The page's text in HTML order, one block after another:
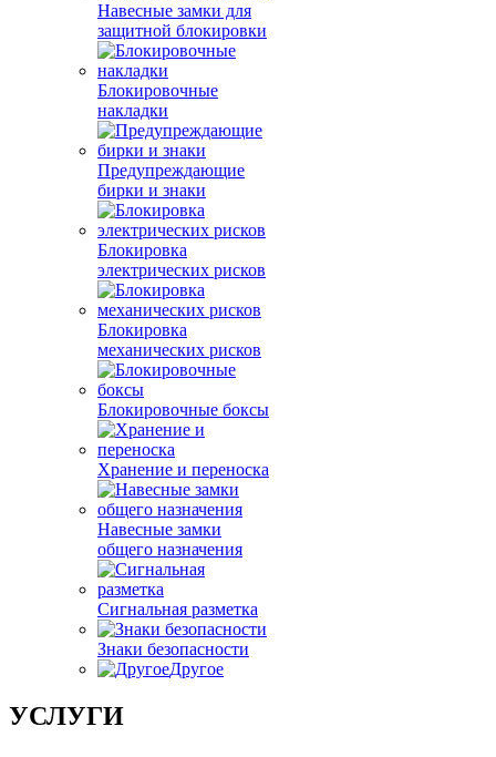
Навесные замки для
защитной блокировки
Блокировочные
накладки
Предупреждающие
бирки и знаки
Блокировка
электрических рисков
Блокировка
механических рисков
Блокировочные боксы
Хранение и переноска
Навесные замки
общего назначения
Сигнальная разметка
Знаки безопасности
Другое
УСЛУГИ